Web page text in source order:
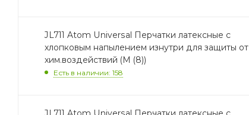
JL711 Atom Universal Перчатки латексные с
хлопковым напылением изнутри для защиты от
хим.воздействий (M (8))
Есть в наличии: 158